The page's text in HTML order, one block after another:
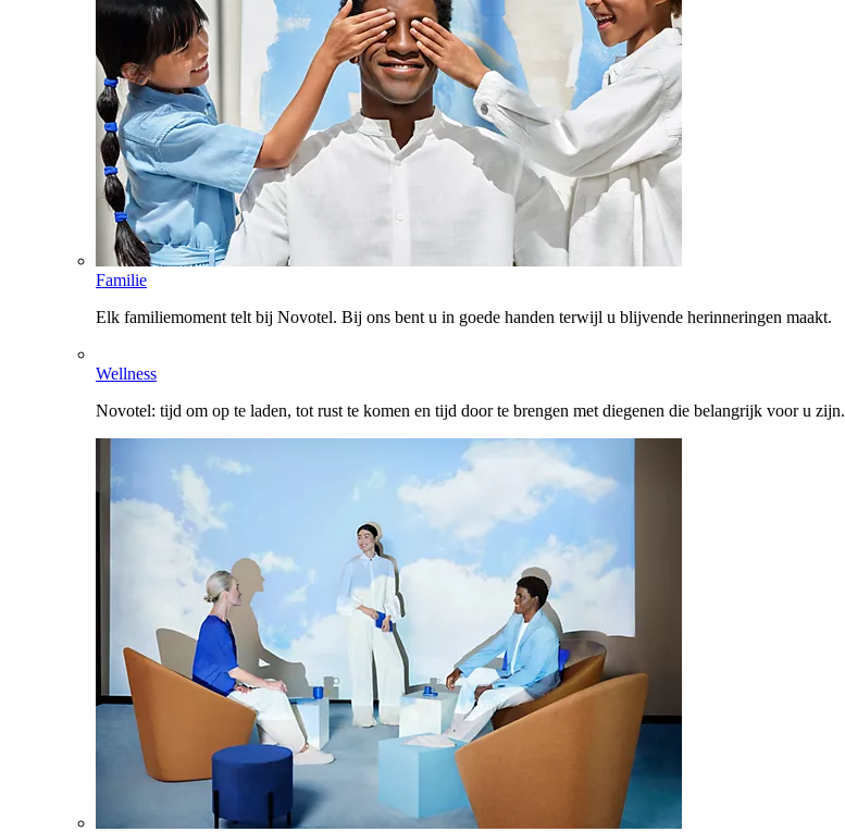
Familie
Elk familiemoment telt bij Novotel. Bij ons bent u in goede handen terwijl u blijvende herinneringen maakt.
Wellness
Novotel: tijd om op te laden, tot rust te komen en tijd door te brengen met diegenen die belangrijk voor u zijn.